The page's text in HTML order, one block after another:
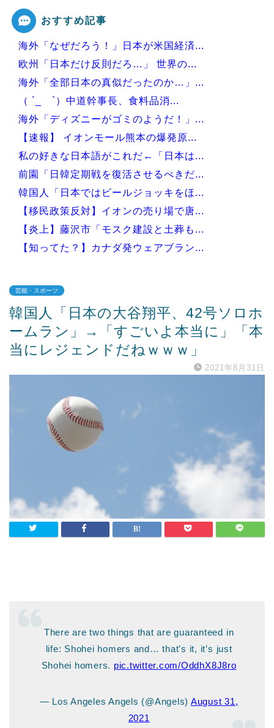
Powered by livedoor 相互RSS
おすすめ記事
海外「なぜだろう！」日本が米国経済...
欧州「日本だけ反則だろ…」 世界の...
海外「全部日本の真似だったのか…」...
（ ´_ゝ`）中道幹事長、食料品消...
海外「ディズニーがゴミのようだ！」...
【速報】 イオンモール熊本の爆発原...
私の好きな日本語がこれだ←「日本は...
前園「日韓定期戦を復活させるべきだ...
韓国人「日本ではビールジョッキをほ...
【移民政策反対】イオンの売り場で唐...
【炎上】藤沢市「モスク建設と土葬も...
【知ってた？】カナダ発ウェアブラン...
Powered by livedoor 相互RSS
芸能・スポーツ
韓国人「日本の大谷翔平、42号ソロホ
ームラン」→「すごいよ本当に」「本
当にレジェンドだねｗｗｗ」
2021年8月31日
There are two things that are guaranteed in
life: Shohei homers and… that’s it, it’s just
Shohei homers. pic.twitter.com/OddhX8J8ro
— Los Angeles Angels (@Angels) August 31,
2021